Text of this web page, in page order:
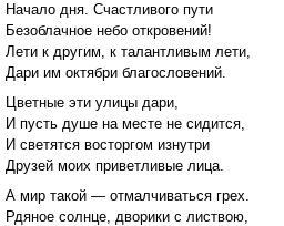
Начало дня. Счастливого пути
Безоблачное небо откровений!
Лети к другим, к талантливым лети,
Дари им октябри благословений.
Цветные эти улицы дари,
И пусть душе на месте не сидится,
И светятся восторгом изнутри
Друзей моих приветливые лица.
А мир такой — отмалчиваться грех.
Рдяное солнце, дворики с листвою,